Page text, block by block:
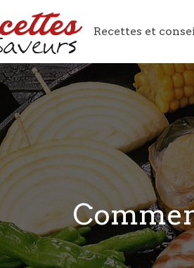
Recettes et